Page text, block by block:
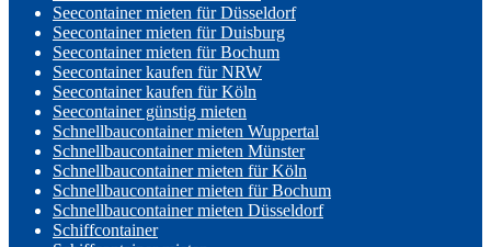
Seecontainer mieten für Düsseldorf
Seecontainer mieten für Duisburg
Seecontainer mieten für Bochum
Seecontainer kaufen für NRW
Seecontainer kaufen für Köln
Seecontainer günstig mieten
Schnellbaucontainer mieten Wuppertal
Schnellbaucontainer mieten Münster
Schnellbaucontainer mieten für Köln
Schnellbaucontainer mieten für Bochum
Schnellbaucontainer mieten Düsseldorf
Schiffcontainer